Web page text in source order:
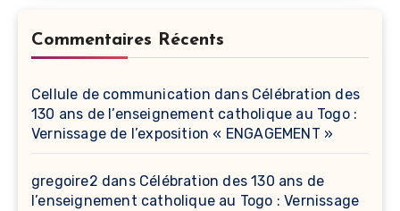
Commentaires Récents
Cellule de communication dans Célébration des
130 ans de l’enseignement catholique au Togo :
Vernissage de l’exposition « ENGAGEMENT »
gregoire2 dans Célébration des 130 ans de
l’enseignement catholique au Togo : Vernissage